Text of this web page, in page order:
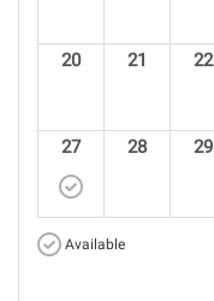
20 21 22
27 28 29
Available